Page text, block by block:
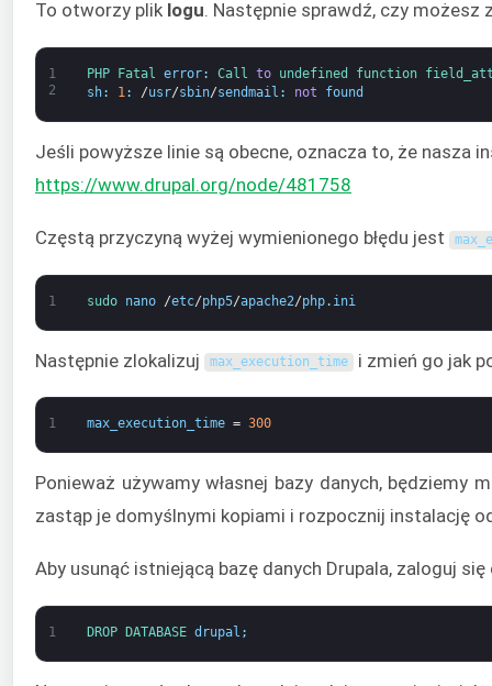
To otworzy plik logu. Następnie sprawdź, czy możesz
1
2
PHP Fatal error: Call to undefined function
sh: 1 : /usr/sbin/sendmail : not found
Jeśli powyższe linie są obecne, oznacza to, że nasza
https://www.drupal.org/node/481758
Częstą przyczyną wyżej wymienionego błędu jest
1 sudo nano /etc/php5/apache2/php. ini
Następnie zlokalizuj max_execution_time i zmień go jak
1 max_execution_time = 300
Ponieważ używamy własnej bazy danych,
zastąp je domyślnymi kopiami i rozpocznij instalację
Aby usunąć istniejącą bazę danych Drupala, zaloguj
1 DROP DATABASE drupal ;